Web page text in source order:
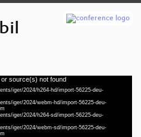
source(s) not found
iger/2024/h264-hd/import-56225-deu-
iger/2024/webm-hd/import-56225-deu-
iger/2024/h264-sd/import-56225-deu-
iger/2024/webm-sd/import-56225-deu-